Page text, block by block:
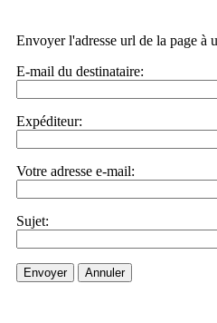
Envoyer l'adresse url de la page à
E-mail du destinataire:
Expéditeur:
Votre adresse e-mail:
Sujet:
Envoyer Annuler